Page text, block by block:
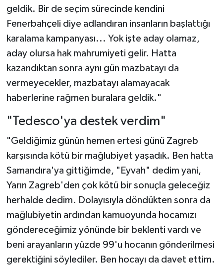
geldik. Bir de seçim sürecinde kendini
Fenerbahçeli diye adlandıran insanların başlattığı
karalama kampanyası... Yok işte aday olamaz,
aday olursa hak mahrumiyeti gelir. Hatta
kazandıktan sonra aynı gün mazbatayı da
vermeyecekler, mazbatayı alamayacak
haberlerine rağmen buralara geldik."
"Tedesco'ya destek verdim"
"Geldiğimiz günün hemen ertesi günü Zagreb
karşısında kötü bir mağlubiyet yaşadık. Ben hatta
Samandıra'ya gittiğimde, "Eyvah" dedim yani,
Yarın Zagreb'den çok kötü bir sonuçla geleceğiz
herhalde dedim. Dolayısıyla döndükten sonra da
mağlubiyetin ardından kamuoyunda hocamızı
göndereceğimiz yönünde bir beklenti vardı ve
beni arayanların yüzde 99'u hocanın gönderilmesi
gerektiğini söylediler. Ben hocayı da davet ettim.